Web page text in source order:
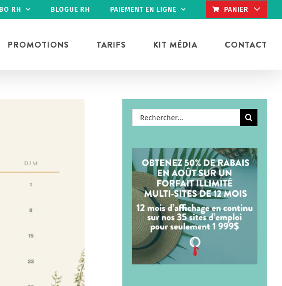
RH BLOGUE RH PAIEMENT EN LIGNE PANIER
PROMOTIONS TARIFS KIT MÉDIA CONTACT
Rechercher: